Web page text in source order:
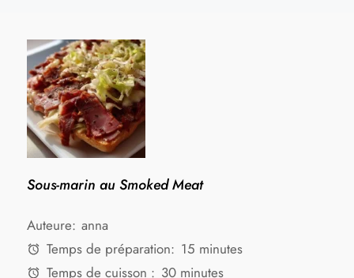
Sous-marin au Smoked Meat
Auteure: anna
Temps de préparation: 15 minutes
Temps de cuisson : 30 minutes